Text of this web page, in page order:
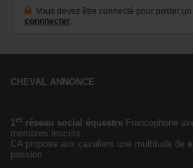
Vous devez être connecté pour poster
connnecter.
CHEVAL ANNONCE
1er réseau social équestre Francophone
membres inscrits.
CA propose aux cavaliers une multitude de
passion :